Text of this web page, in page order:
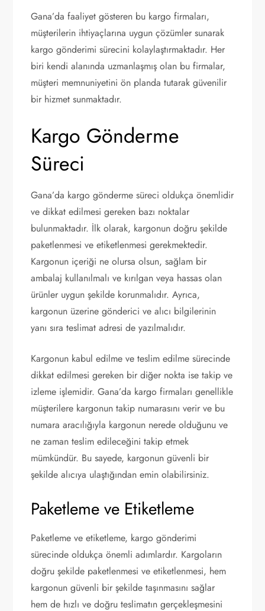
Gana’da faaliyet gösteren bu kargo firmaları,
müşterilerin ihtiyaçlarına uygun çözümler sunarak
kargo gönderimi sürecini kolaylaştırmaktadır. Her
biri kendi alanında uzmanlaşmış olan bu firmalar,
müşteri memnuniyetini ön planda tutarak güvenilir
bir hizmet sunmaktadır.
Kargo Gönderme
Süreci
Gana’da kargo gönderme süreci oldukça önemlidir
ve dikkat edilmesi gereken bazı noktalar
bulunmaktadır. İlk olarak, kargonun doğru şekilde
paketlenmesi ve etiketlenmesi gerekmektedir.
Kargonun içeriği ne olursa olsun, sağlam bir
ambalaj kullanılmalı ve kırılgan veya hassas olan
ürünler uygun şekilde korunmalıdır. Ayrıca,
kargonun üzerine gönderici ve alıcı bilgilerinin
yanı sıra teslimat adresi de yazılmalıdır.
Kargonun kabul edilme ve teslim edilme sürecinde
dikkat edilmesi gereken bir diğer nokta ise takip ve
izleme işlemidir. Gana’da kargo firmaları genellikle
müşterilere kargonun takip numarasını verir ve bu
numara aracılığıyla kargonun nerede olduğunu ve
ne zaman teslim edileceğini takip etmek
mümkündür. Bu sayede, kargonun güvenli bir
şekilde alıcıya ulaştığından emin olabilirsiniz.
Paketleme ve Etiketleme
Paketleme ve etiketleme, kargo gönderimi
sürecinde oldukça önemli adımlardır. Kargoların
doğru şekilde paketlenmesi ve etiketlenmesi, hem
kargonun güvenli bir şekilde taşınmasını sağlar
hem de hızlı ve doğru teslimatın gerçekleşmesini